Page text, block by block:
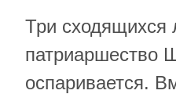
Три сходящихся
патриаршество
оспаривается.